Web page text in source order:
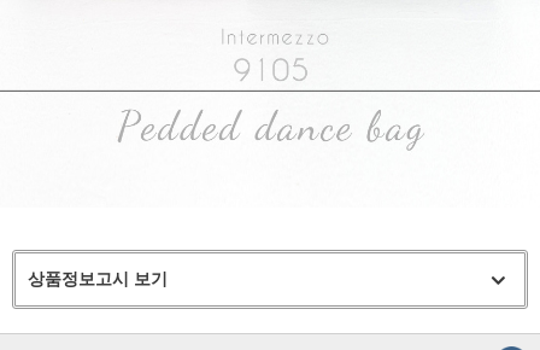
상품정보고시 보기